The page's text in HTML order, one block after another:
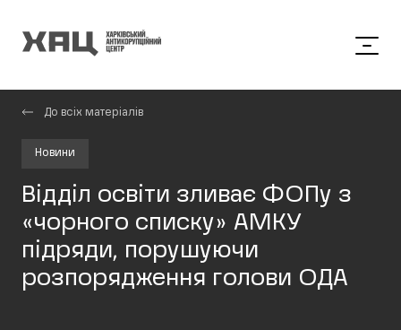
До всіх матеріалів
Новини
Відділ освіти зливає ФОПу з
«чорного списку» АМКУ
підряди, порушуючи
розпорядження голови ОДА